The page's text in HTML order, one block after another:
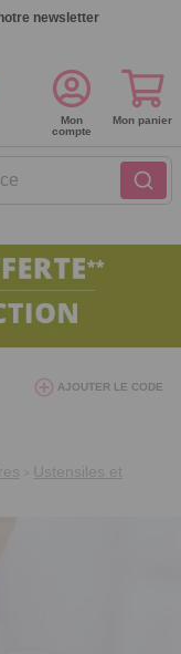
newsletter
Mon
compte
Mon panier
AJOUTER LE CODE
Ustensiles et